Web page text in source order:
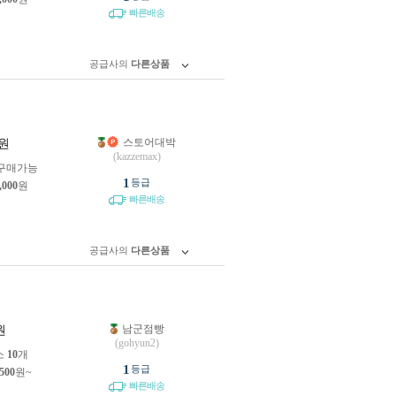
빠른배송
공급사의 다른상품
매가능
원
스토어대박
(kazzemax)
1 등급
빠른배송
공급사의 다른상품
10개
원~
남군점빵
(gohyun2)
1 등급
빠른배송